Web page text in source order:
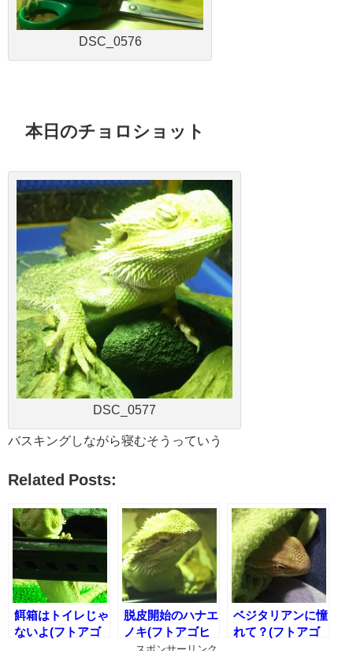
DSC_0576
本日のチョロショット
DSC_0577
バスキングしながら寝むそうっていう
Related Posts:
餌箱はトイレじゃ
ないよ(フトアゴ
脱皮開始のハナエ
ノキ(フトアゴヒ
ゲトカゲの脱皮3
ベジタリアンに憧
れて？(フトアゴ